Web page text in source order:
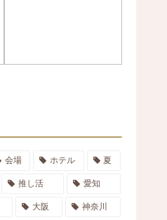
会場 ホテル 夏
推し活 愛知
大阪 神奈川